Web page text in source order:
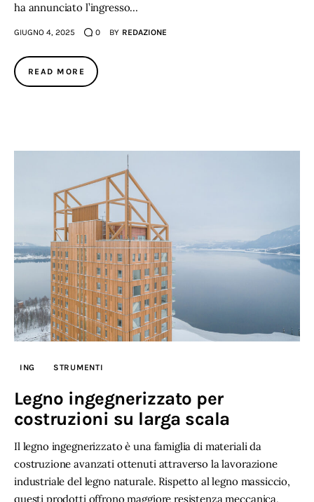
ha annunciato l’ingresso…
GIUGNO 4, 2025 0 BY REDAZIONE
READ MORE
ING STRUMENTI
Legno ingegnerizzato per
costruzioni su larga scala
Il legno ingegnerizzato è una famiglia di materiali da
costruzione avanzati ottenuti attraverso la lavorazione
industriale del legno naturale. Rispetto al legno massiccio,
questi prodotti offrono maggiore resistenza meccanica,